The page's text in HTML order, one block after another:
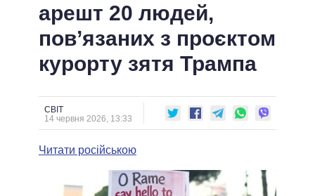
ПОДІЇ
СТАТТІ
ОГЛЯДИ
ДАЙДЖЕСТИ
ЕКОНОМІКА
СУСПІЛЬСТВО
СВІТ
ПОЛIТИКИ
ПРЕЗИДЕНТ І ОФІС
ВЕРХОВНА РАДА
КАБІНЕТ МІНІСТРІВ
МЕРИ МІСТ
ВСІ ПЕРСОНИ
ІНФОГРАФІКА
ПІДТРИМАТИ
ПОРІВНЯННЯ ПОЛІТИКІВ
арешт 20 людей,
пов’язаних з проєктом
курорту зятя Трампа
СВІТ
14 червня 2026, 13:33
Читати російською